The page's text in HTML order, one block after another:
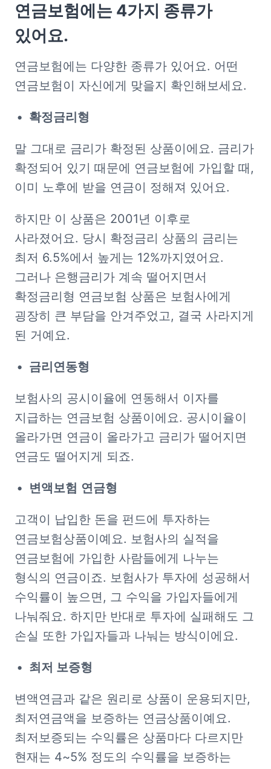
연금보험에는 4가지 종류가
있어요.
연금보험에는 다양한 종류가 있어요. 어떤
연금보험이 자신에게 맞을지 확인해보세요.
확정금리형
말 그대로 금리가 확정된 상품이에요. 금리가
확정되어 있기 때문에 연금보험에 가입할 때,
이미 노후에 받을 연금이 정해져 있어요.
하지만 이 상품은 2001년 이후로
사라졌어요. 당시 확정금리 상품의 금리는
최저 6.5%에서 높게는 12%까지였어요.
그러나 은행금리가 계속 떨어지면서
확정금리형 연금보험 상품은 보험사에게
굉장히 큰 부담을 안겨주었고, 결국 사라지게
된 거예요.
금리연동형
보험사의 공시이율에 연동해서 이자를
지급하는 연금보험 상품이에요. 공시이율이
올라가면 연금이 올라가고 금리가 떨어지면
연금도 떨어지게 되죠.
변액보험 연금형
고객이 납입한 돈을 펀드에 투자하는
연금보험상품이예요. 보험사의 실적을
연금보험에 가입한 사람들에게 나누는
형식의 연금이죠. 보험사가 투자에 성공해서
수익률이 높으면, 그 수익을 가입자들에게
나눠줘요. 하지만 반대로 투자에 실패해도 그
손실 또한 가입자들과 나눠는 방식이에요.
최저 보증형
변액연금과 같은 원리로 상품이 운용되지만,
최저연금액을 보증하는 연금상품이예요.
최저보증되는 수익률은 상품마다 다르지만
현재는 4~5% 정도의 수익률을 보증하는